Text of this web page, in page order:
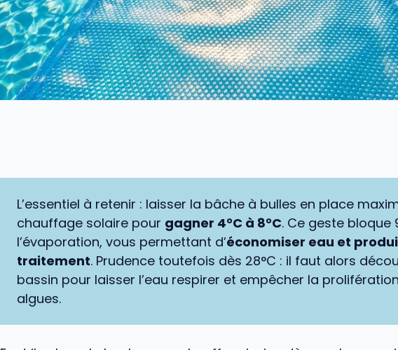
L’essentiel à retenir : laisser la bâche à bulles en place
chauffage solaire pour gagner 4°C à 8°C. Ce geste bloque
l’évaporation, vous permettant d’économiser eau et
traitement. Prudence toutefois dès 28°C : il faut alors
bassin pour laisser l’eau respirer et empêcher la
algues.